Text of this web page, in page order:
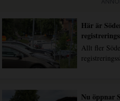
Här är
Allt fler
Nu öppnar